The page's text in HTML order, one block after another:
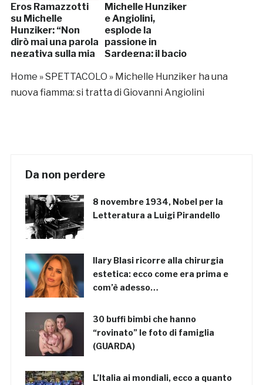
Eros Ramazzotti
su Michelle
Hunziker: “Non
dirò mai una parola
negativa sulla mia
Michelle Hunziker
e Angiolini,
esplode la
passione in
Sardegna: il bacio
Home »SPETTACOLO » Michelle Hunziker ha una
nuova fiamma: si tratta di Giovanni Angiolini
Da non perdere
8 novembre 1934, Nobel per la
Letteratura a Luigi Pirandello
Ilary Blasi ricorre alla chirurgia
estetica: ecco come era prima e
com’è adesso…
30 buffi bimbi che hanno
“rovinato” le foto di famiglia
(GUARDA)
L’Italia ai mondiali, ecco a quanto